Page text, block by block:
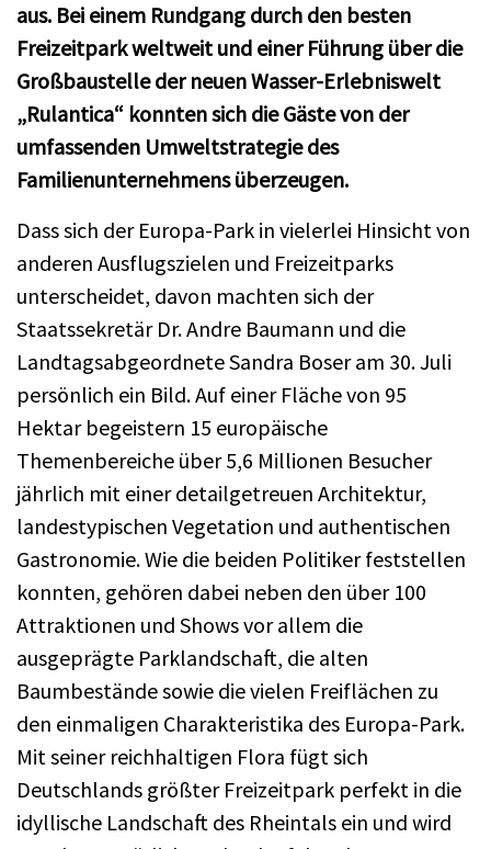
aus. Bei einem Rundgang durch den besten
Freizeitpark weltweit und einer Führung über die
Großbaustelle der neuen Wasser-Erlebniswelt
„Rulantica“ konnten sich die Gäste von der
umfassenden Umweltstrategie des
Familienunternehmens überzeugen.
Dass sich der Europa-Park in vielerlei Hinsicht von
anderen Ausflugszielen und Freizeitparks
unterscheidet, davon machten sich der
Staatssekretär Dr. Andre Baumann und die
Landtagsabgeordnete Sandra Boser am 30. Juli
persönlich ein Bild. Auf einer Fläche von 95
Hektar begeistern 15 europäische
Themenbereiche über 5,6 Millionen Besucher
jährlich mit einer detailgetreuen Architektur,
landestypischen Vegetation und authentischen
Gastronomie. Wie die beiden Politiker feststellen
konnten, gehören dabei neben den über 100
Attraktionen und Shows vor allem die
ausgeprägte Parklandschaft, die alten
Baumbestände sowie die vielen Freiflächen zu
den einmaligen Charakteristika des Europa-Park.
Mit seiner reichhaltigen Flora fügt sich
Deutschlands größter Freizeitpark perfekt in die
idyllische Landschaft des Rheintals ein und wird